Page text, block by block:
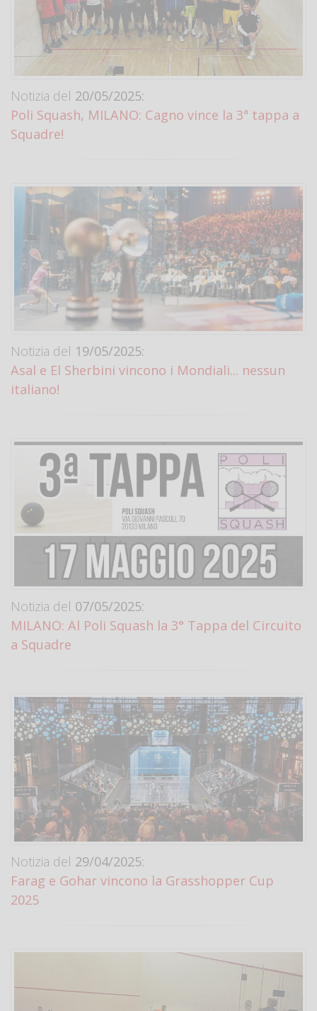
Notizia del 20/05/2025:
Poli Squash, MILANO: Cagno vince la 3ª tappa a
Squadre!
Notizia del 19/05/2025:
Asal e El Sherbini vincono i Mondiali... nessun
italiano!
Notizia del 07/05/2025:
MILANO: Al Poli Squash la 3° Tappa del Circuito
a Squadre
Notizia del 29/04/2025:
Farag e Gohar vincono la Grasshopper Cup
2025